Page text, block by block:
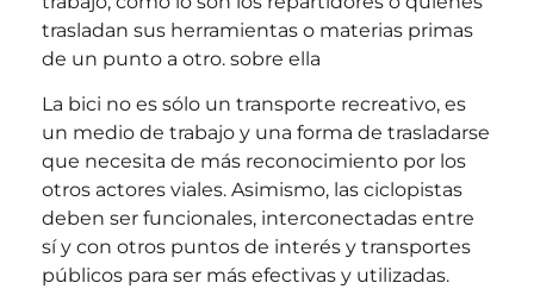
trasladan sus herramientas o materias primas
de un punto a otro. sobre ella
La bici no es sólo un transporte recreativo, es
un medio de trabajo y una forma de trasladarse
que necesita de más reconocimiento por los
otros actores viales. Asimismo, las ciclopistas
deben ser funcionales, interconectadas entre
sí y con otros puntos de interés y transportes
públicos para ser más efectivas y utilizadas.